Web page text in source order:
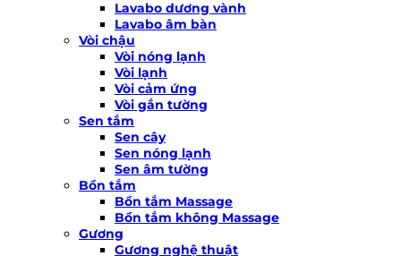
Lavabo dương vành
Lavabo âm bàn
Vòi chậu
Vòi nóng lạnh
Vòi lạnh
Vòi cảm ứng
Vòi gắn tường
Sen tắm
Sen cây
Sen nóng lạnh
Sen âm tường
Bồn tắm
Bồn tắm Massage
Bồn tắm không Massage
Gương
Gương nghệ thuật